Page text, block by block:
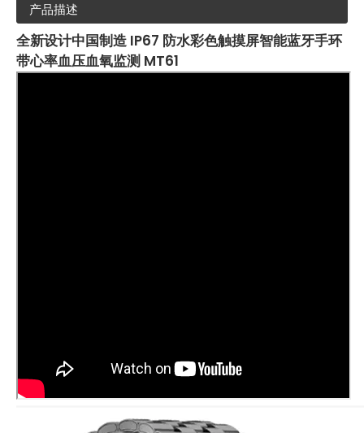
产品描述
全新设计中国制造 IP67 防水彩色触摸屏智能蓝牙手环
带心率血压血氧监测 MT61